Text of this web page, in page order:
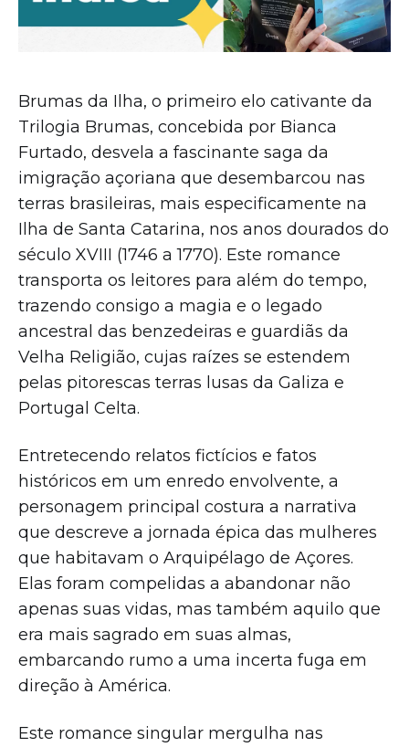
Brumas da Ilha, o primeiro elo cativante da
Trilogia Brumas, concebida por Bianca
Furtado, desvela a fascinante saga da
imigração açoriana que desembarcou nas
terras brasileiras, mais especificamente na
Ilha de Santa Catarina, nos anos dourados do
século XVIII (1746 a 1770). Este romance
transporta os leitores para além do tempo,
trazendo consigo a magia e o legado
ancestral das benzedeiras e guardiãs da
Velha Religião, cujas raízes se estendem
pelas pitorescas terras lusas da Galiza e
Portugal Celta.
Entretecendo relatos fictícios e fatos
históricos em um enredo envolvente, a
personagem principal costura a narrativa
que descreve a jornada épica das mulheres
que habitavam o Arquipélago de Açores.
Elas foram compelidas a abandonar não
apenas suas vidas, mas também aquilo que
era mais sagrado em suas almas,
embarcando rumo a uma incerta fuga em
direção à América.
Este romance singular mergulha nas